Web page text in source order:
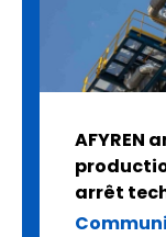
AFYREN
arrêt